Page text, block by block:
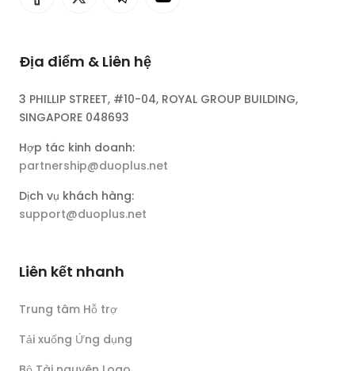
Địa điểm & Liên hệ
3 PHILLIP STREET, #10-04, ROYAL GROUP BUILDING,
SINGAPORE 048693
Hợp tác kinh doanh:
partnership@duoplus.net
Dịch vụ khách hàng:
support@duoplus.net
Liên kết nhanh
Trung tâm Hỗ trợ
Tải xuống Ứng dụng